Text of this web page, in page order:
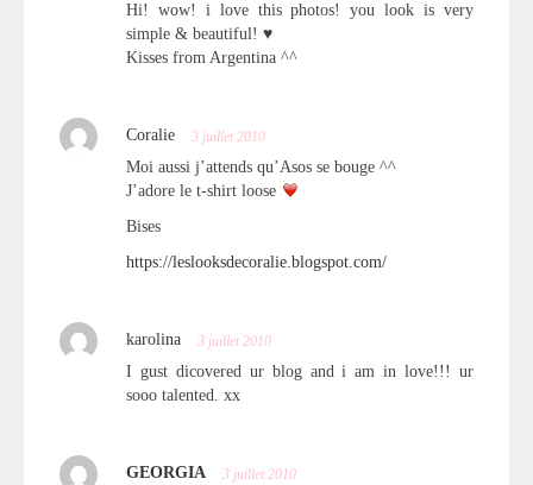
Hi! wow! i love this photos! you look is very
simple & beautiful! ♥
Kisses from Argentina ^^
Coralie 3 juillet 2010
Moi aussi j’attends qu’Asos se bouge ^^
J’adore le t-shirt loose
Bises
https://leslooksdecoralie.blogspot.com/
karolina 3 juillet 2010
I gust dicovered ur blog and i am in love!!! ur
sooo talented. xx
GEORGIA 3 juillet 2010